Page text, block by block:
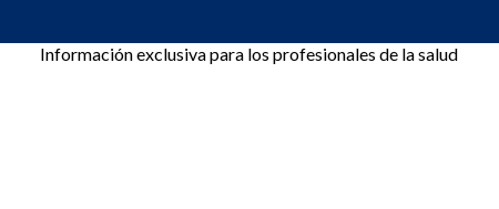
Información exclusiva para los profesionales de la salud